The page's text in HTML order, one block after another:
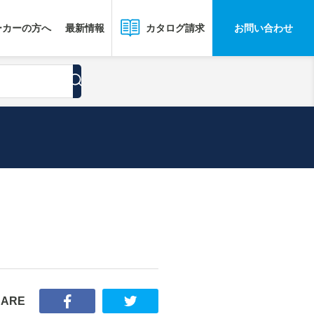
ーの方へ 最新情報 カタログ請求 お問い合わせ